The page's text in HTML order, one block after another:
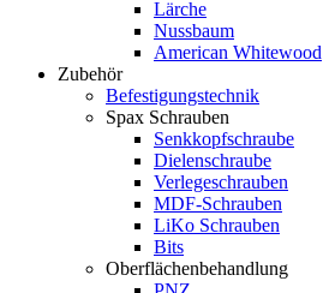
Lärche
Nussbaum
American Whitewood
Zubehör
Befestigungstechnik
Spax Schrauben
Senkkopfschraube
Dielenschraube
Verlegeschrauben
MDF-Schrauben
LiKo Schrauben
Bits
Oberflächenbehandlung